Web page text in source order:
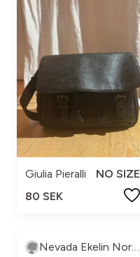
Giulia Pieralli
NO SIZE
80 SEK